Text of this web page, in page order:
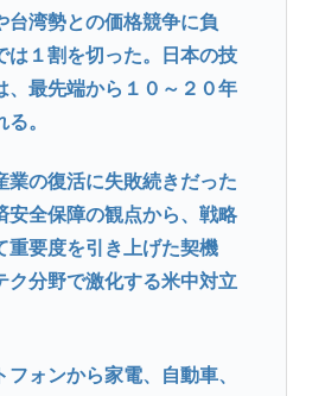
台湾勢との価格競争に負
は１割を切った。日本の技
、最先端から１０～２０年
。
の復活に失敗続きだった
安全保障の観点から、戦略
重要度を引き上げた契機
ク分野で激化する米中対立
ォンから家電、自動車、